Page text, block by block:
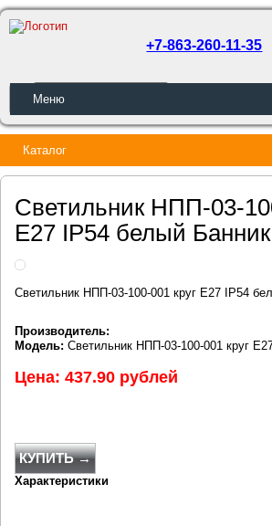
ОБРАТНЫЙ ЗВОНОК
+7-863-260-11-35
Меню
Каталог
Светильник НПП-03-
E27 IP54 белый Банник
Светильник НПП-03-100-001 круг E27 IP54
Производитель:
Модель: Светильник НПП-03-100-001 круг
Цена: 437.90 рублей
КУПИТЬ →
Характеристики